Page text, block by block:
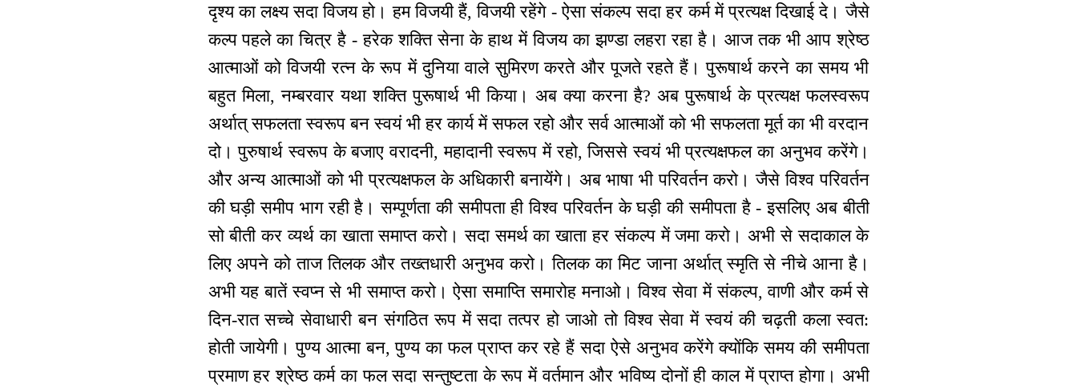
दृश्य का लक्ष्य सदा विजय हो। हम विजयी हैं, विजयी रहेंगे - ऐसा संकल्प सदा हर कर्म में प्रत्यक्ष दिखाई दे। जैसे
कल्प पहले का चित्र है - हरेक शक्ति सेना के हाथ में विजय का झण्डा लहरा रहा है। आज तक भी आप श्रेष्ठ
आत्माओं को विजयी रत्न के रूप में दुनिया वाले सुमिरण करते और पूजते रहते हैं। पुरूषार्थ करने का समय भी
बहुत मिला, नम्बरवार यथा शक्ति पुरूषार्थ भी किया। अब क्या करना है? अब पुरूषार्थ के प्रत्यक्ष फलस्वरूप
अर्थात् सफलता स्वरूप बन स्वयं भी हर कार्य में सफल रहो और सर्व आत्माओं को भी सफलता मूर्त का भी वरदान
दो। पुरुषार्थ स्वरूप के बजाए वरादनी, महादानी स्वरूप में रहो, जिससे स्वयं भी प्रत्यक्षफल का अनुभव करेंगे।
और अन्य आत्माओं को भी प्रत्यक्षफल के अधिकारी बनायेंगे। अब भाषा भी परिवर्तन करो। जैसे विश्व परिवर्तन
की घड़ी समीप भाग रही है। सम्पूर्णता की समीपता ही विश्व परिवर्तन के घड़ी की समीपता है - इसलिए अब बीती
सो बीती कर व्यर्थ का खाता समाप्त करो। सदा समर्थ का खाता हर संकल्प में जमा करो। अभी से सदाकाल के
लिए अपने को ताज तिलक और तख्तधारी अनुभव करो। तिलक का मिट जाना अर्थात् स्मृति से नीचे आना है।
अभी यह बातें स्वप्न से भी समाप्त करो। ऐसा समाप्ति समारोह मनाओ। विश्व सेवा में संकल्प, वाणी और कर्म से
दिन-रात सच्चे सेवाधारी बन संगठित रूप में सदा तत्पर हो जाओ तो विश्व सेवा में स्वयं की चढ़ती कला स्वत:
होती जायेगी। पुण्य आत्मा बन, पुण्य का फल प्राप्त कर रहे हैं सदा ऐसे अनुभव करेंगे क्योंकि समय की समीपता
प्रमाण हर श्रेष्ठ कर्म का फल सदा सन्तुष्टता के रूप में वर्तमान और भविष्य दोनों ही काल में प्राप्त होगा। अभी